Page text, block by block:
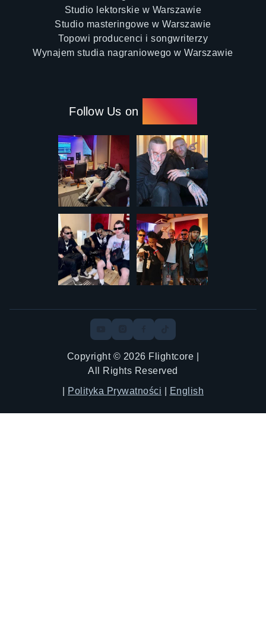
Studio lektorskie w Warszawie
Studio masteringowe w Warszawie
Topowi producenci i songwriterzy
Wynajem studia nagraniowego w Warszawie
Follow Us on Instagram
Copyright © 2026 Flightcore |
All Rights Reserved
Polityka Prywatności English